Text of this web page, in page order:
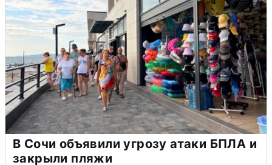
В Сочи объявили угрозу атаки БПЛА и
закрыли пляжи